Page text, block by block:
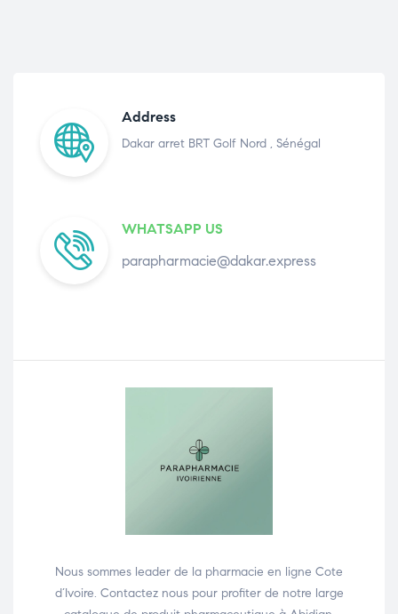
Address
Dakar arret BRT Golf Nord , Sénégal
WHATSAPP US
parapharmacie@dakar.express
Nous sommes leader de la pharmacie en ligne Cote
d’Ivoire. Contactez nous pour profiter de notre large